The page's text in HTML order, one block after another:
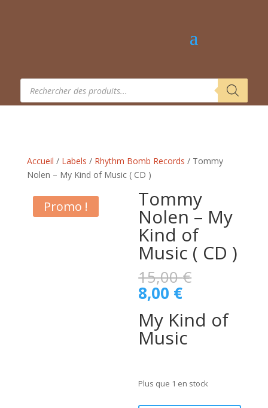
Recherche
produits
Accueil / Labels / Rhythm Bomb Records / Tommy
Nolen – My Kind of Music ( CD )
Promo ! Tommy
Nolen – My
Kind of
Music ( CD )
15,00€
était :
15,00 €.
8,00 €Le
actuel
est :
8,00 €.
My Kind of
Music
Plus que 1 en stock